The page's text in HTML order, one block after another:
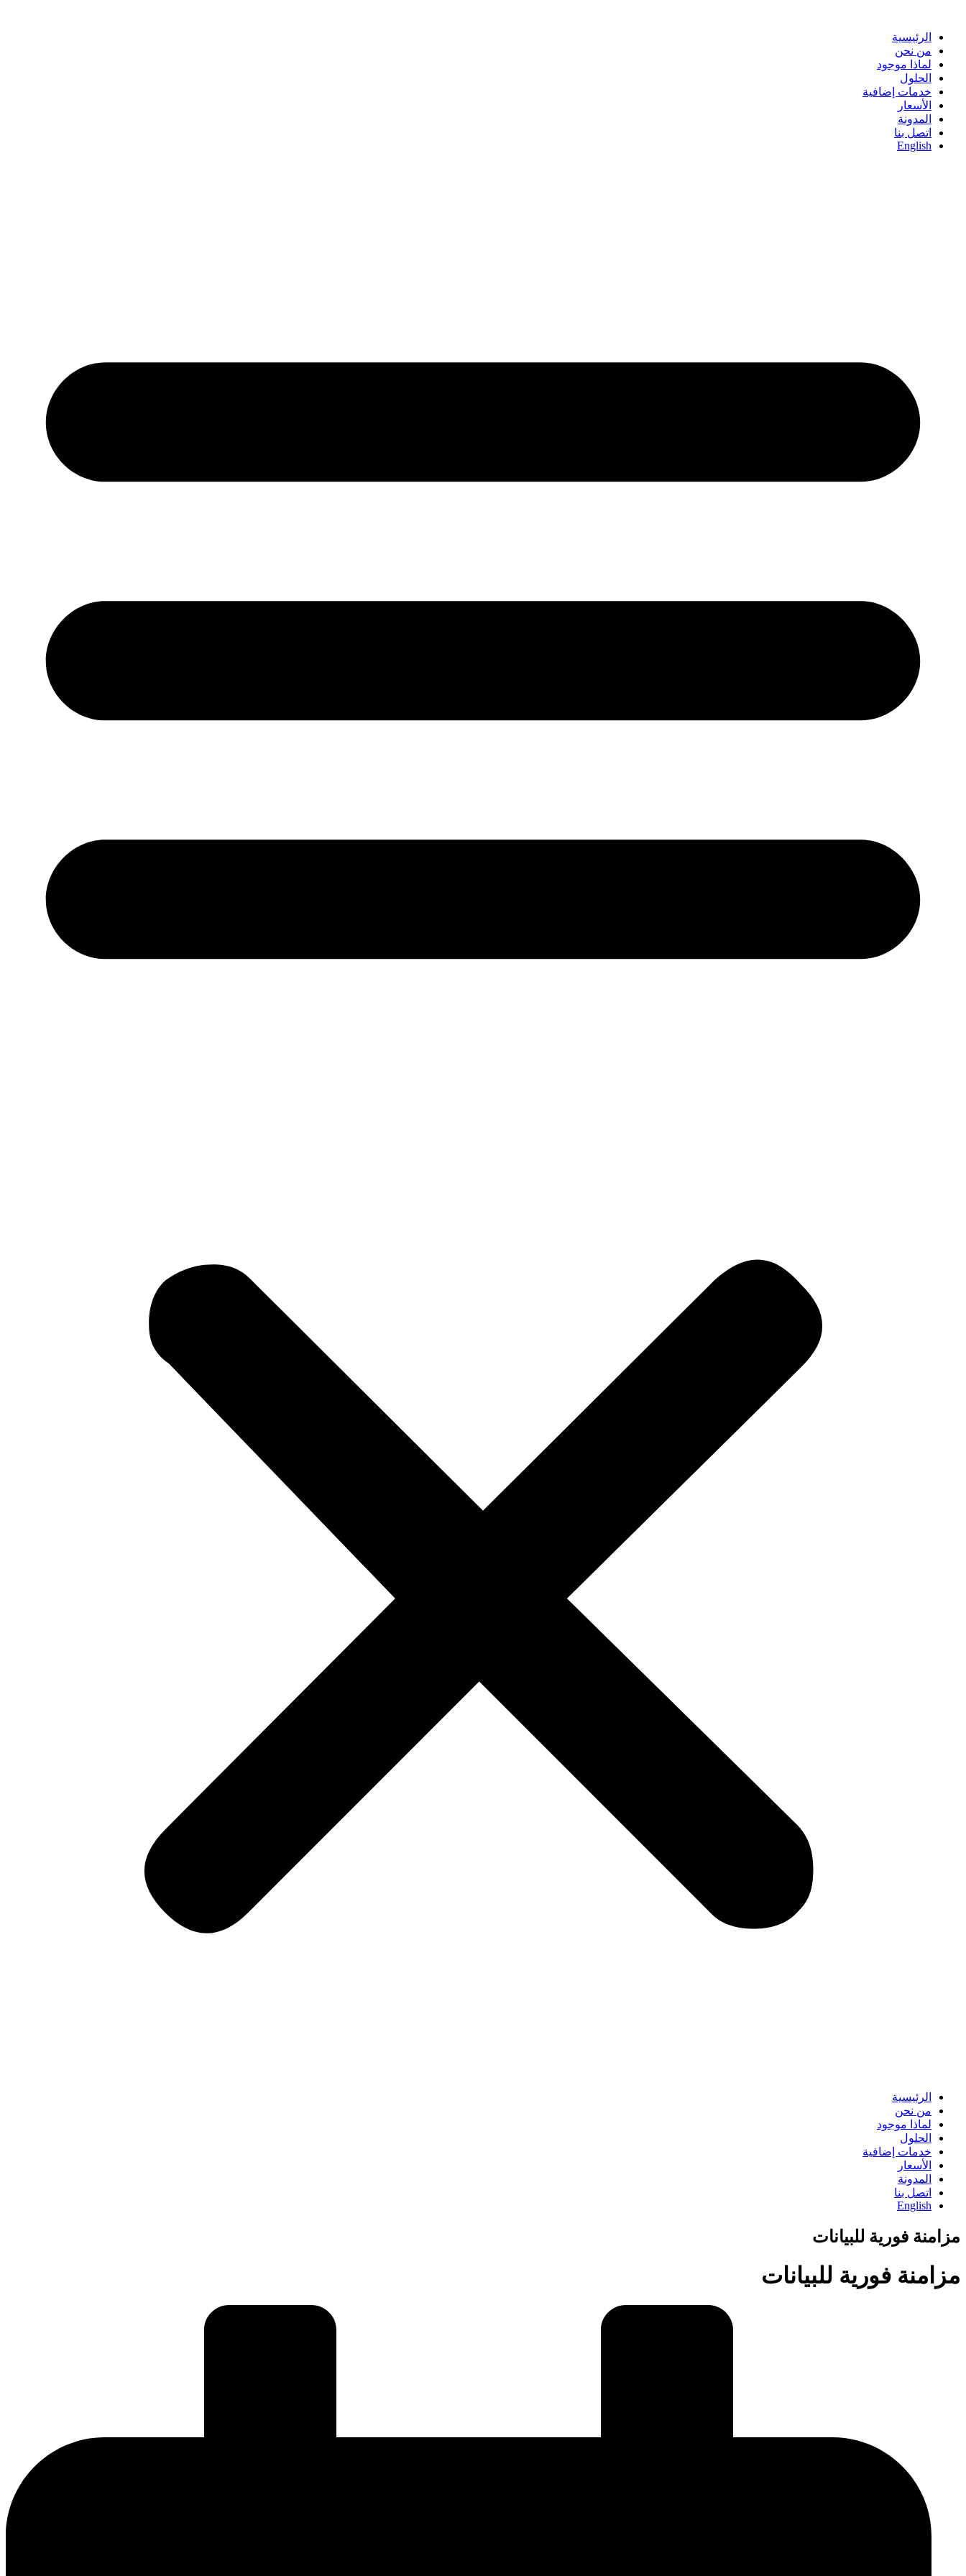
content الرئيسية
من نحن
لماذا موجود
الحلول
خدمات إضافية
الأسعار
المدونة
اتصل بنا
English
الرئيسية
من نحن
لماذا موجود
الحلول
خدمات إضافية
الأسعار
المدونة
اتصل بنا
English
مزامنة فورية للبيانات
مزامنة فورية للبيانات